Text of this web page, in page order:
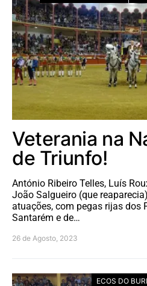
Veterania na
de Triunfo!
António Ribeiro Telles, Luís
João Salgueiro (que
atuações, com pegas rijas dos
Santarém e de…
26 de Agosto, 2023
ECOS DO